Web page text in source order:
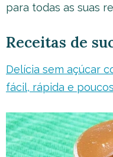
para todas as suas
Receitas de
Delícia sem açúcar
fácil, rápida e